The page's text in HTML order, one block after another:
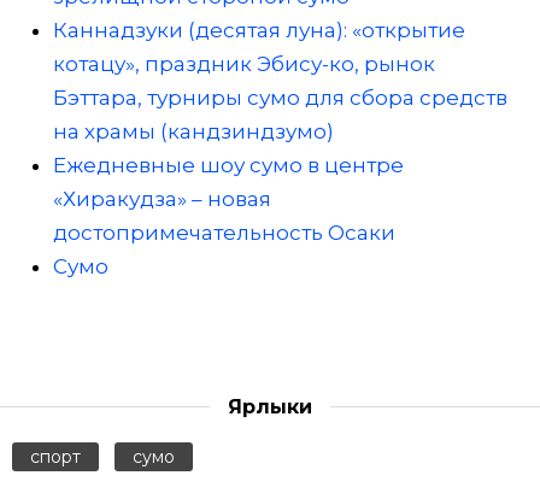
Каннадзуки (десятая луна): «открытие
котацу», праздник Эбису-ко, рынок
Бэттара, турниры сумо для сбора средств
на храмы (кандзиндзумо)
Ежедневные шоу сумо в центре
«Хиракудза» – новая
достопримечательность Осаки
Сумо
Ярлыки
спорт сумо